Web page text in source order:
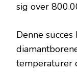
sig over
Denne
temperaturer